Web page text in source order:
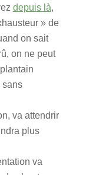
depuis là,
» de
on sait
on ne peut
sans
va attendrir
plus
va